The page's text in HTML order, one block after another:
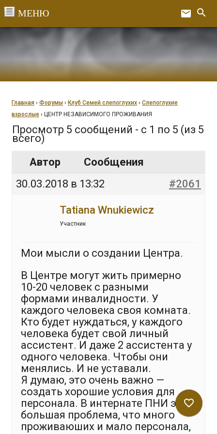
email search
Главная › Форумы › Клуб Семей слепоглухих › Слепоглухие
взрослые › ЦЕНТР НЕЗАВИСИМОГО ПРОЖИВАНИЯ
Просмотр 5 сообщений - с 1 по 5 (из 5
всего)
Автор
Сообщения
30.03.2018 в 13:32
#2061
Tatiana Wnukiewicz
Участник
Мои мысли о создании Центра.
В Центре могут жить примерно
10-20 человек с разными
формами инвалидности. У
каждого человека своя комната.
Кто будет нуждаться, у каждого
человека будет свой личный
ассистент. И даже 2 ассистента у
одного человека. Чтобы они
менялись. И не уставали.
Я думаю, это очень важно —
создать хорошие условия для
персонала. В интернате ПНИ это
большая проблема, что много
проживаюших и мало персонала,
favorite_border